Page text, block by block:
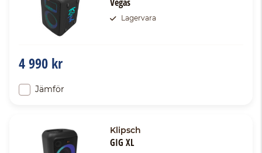
Lagervara
4 990 kr
Jämför
Klipsch
GIG XL